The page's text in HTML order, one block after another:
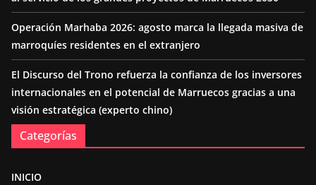
Operación Marhaba 2026: agosto marca la llegada masiva de
marroquíes residentes en el extranjero
El Discurso del Trono refuerza la confianza de los inversores
internacionales en el potencial de Marruecos gracias a una
visión estratégica (experto chino)
Categorías
INICIO